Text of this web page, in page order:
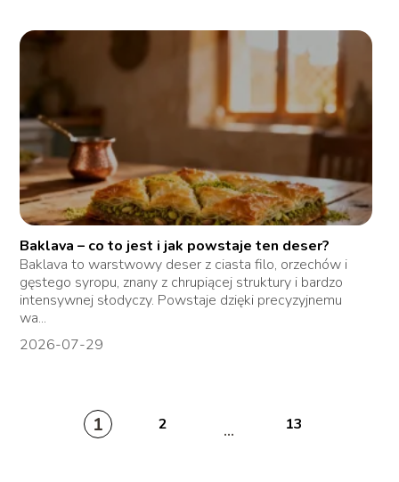
Baklava – co to jest i jak powstaje ten deser?
Baklava to warstwowy deser z ciasta filo, orzechów i
gęstego syropu, znany z chrupiącej struktury i bardzo
intensywnej słodyczy. Powstaje dzięki precyzyjnemu
wa...
2026-07-29
1 2 ... 13